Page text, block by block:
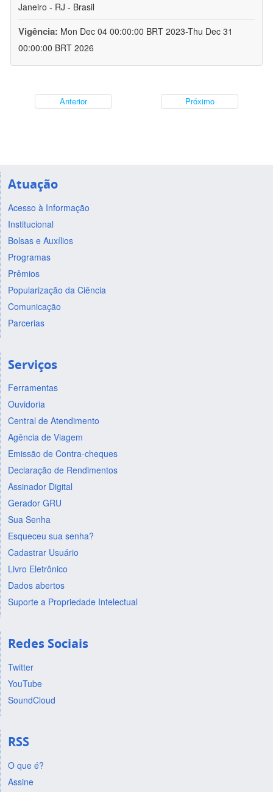
Janeiro - RJ - Brasil
Vigência: Mon Dec 04 00:00:00 BRT 2023-Thu Dec 31
00:00:00 BRT 2026
Anterior Próximo
Atuação
Acesso à Informação
Institucional
Bolsas e Auxílios
Programas
Prêmios
Popularização da Ciência
Comunicação
Parcerias
Serviços
Ferramentas
Ouvidoria
Central de Atendimento
Agência de Viagem
Emissão de Contra-cheques
Declaração de Rendimentos
Assinador Digital
Gerador GRU
Sua Senha
Esqueceu sua senha?
Cadastrar Usuário
Livro Eletrônico
Dados abertos
Suporte a Propriedade Intelectual
Redes Sociais
Twitter
YouTube
SoundCloud
RSS
O que é?
Assine